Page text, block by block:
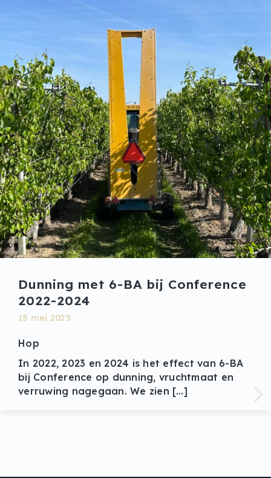
Dunning met 6-BA bij Conference
2022-2024
15 mei 2025
Hop
In 2022, 2023 en 2024 is het effect van 6-BA
bij Conference op dunning, vruchtmaat en
verruwing nagegaan. We zien […]